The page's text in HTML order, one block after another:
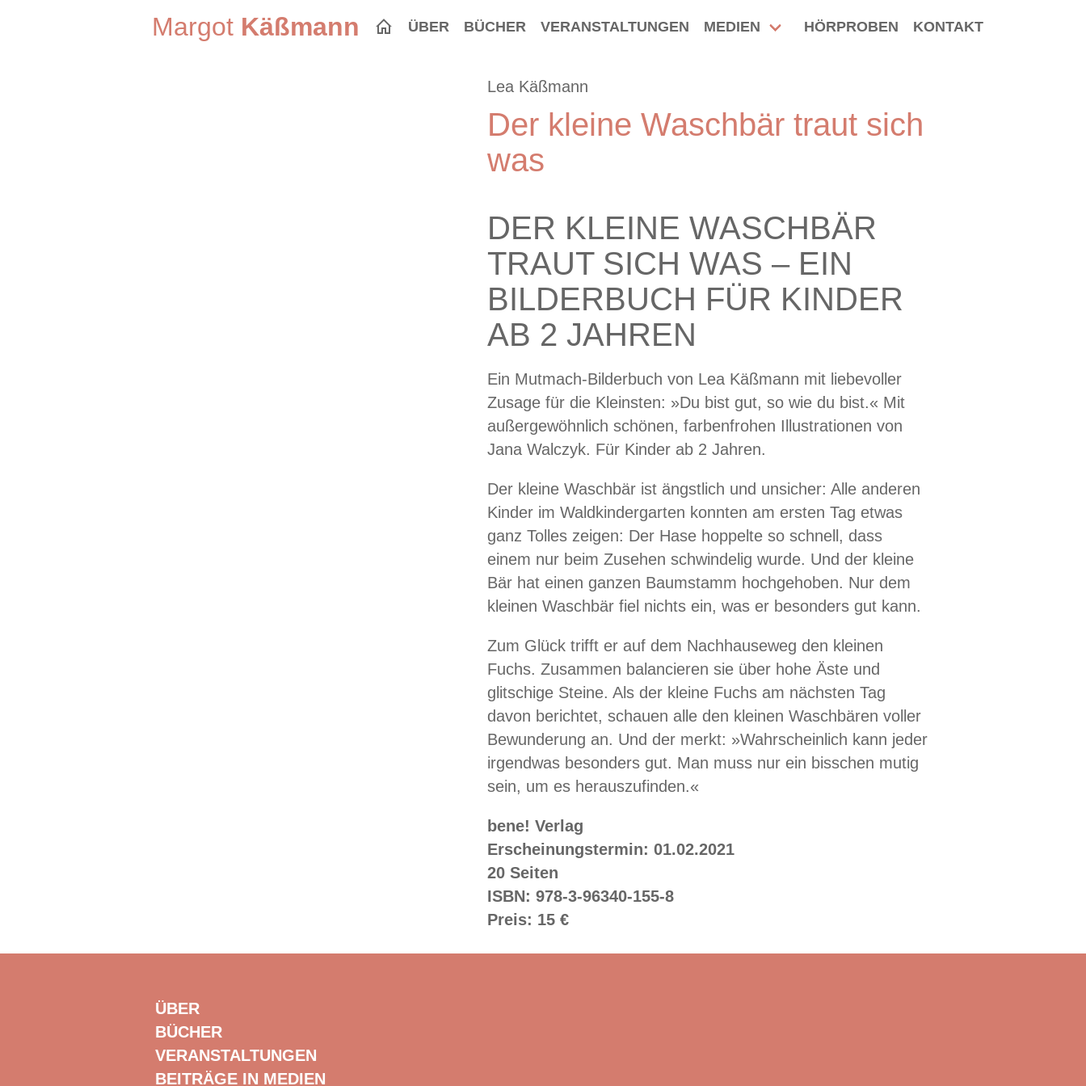
Margot Käßmann ÜBER BÜCHER VERANSTALTUNGEN MEDIEN HÖRPROBEN KONTAKT
Lea Käßmann
Der kleine Waschbär traut sich
was
DER KLEINE WASCHBÄR
TRAUT SICH WAS – EIN
BILDERBUCH FÜR KINDER
AB 2 JAHREN
Ein Mutmach-Bilderbuch von Lea Käßmann mit liebevoller
Zusage für die Kleinsten: »Du bist gut, so wie du bist.« Mit
außergewöhnlich schönen, farbenfrohen Illustrationen von
Jana Walczyk. Für Kinder ab 2 Jahren.
Der kleine Waschbär ist ängstlich und unsicher: Alle anderen
Kinder im Waldkindergarten konnten am ersten Tag etwas
ganz Tolles zeigen: Der Hase hoppelte so schnell, dass
einem nur beim Zusehen schwindelig wurde. Und der kleine
Bär hat einen ganzen Baumstamm hochgehoben. Nur dem
kleinen Waschbär fiel nichts ein, was er besonders gut kann.
Zum Glück trifft er auf dem Nachhauseweg den kleinen
Fuchs. Zusammen balancieren sie über hohe Äste und
glitschige Steine. Als der kleine Fuchs am nächsten Tag
davon berichtet, schauen alle den kleinen Waschbären voller
Bewunderung an. Und der merkt: »Wahrscheinlich kann jeder
irgendwas besonders gut. Man muss nur ein bisschen mutig
sein, um es herauszufinden.«
bene! Verlag
Erscheinungstermin: 01.02.2021
20 Seiten
ISBN: 978-3-96340-155-8
Preis: 15 €
ÜBER
BÜCHER
VERANSTALTUNGEN
BEITRÄGE IN MEDIEN